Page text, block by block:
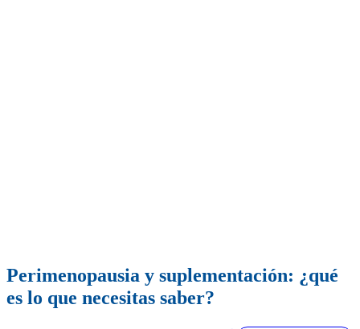
Perimenopausia y suplementación: ¿qué
es lo que necesitas saber?